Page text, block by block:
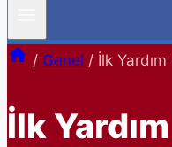
/ Genel / İlk
İlk